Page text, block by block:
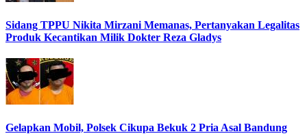
Sidang TPPU Nikita Mirzani Memanas, Pertanyakan Legalitas
Produk Kecantikan Milik Dokter Reza Gladys
Gelapkan Mobil, Polsek Cikupa Bekuk 2 Pria Asal Bandung